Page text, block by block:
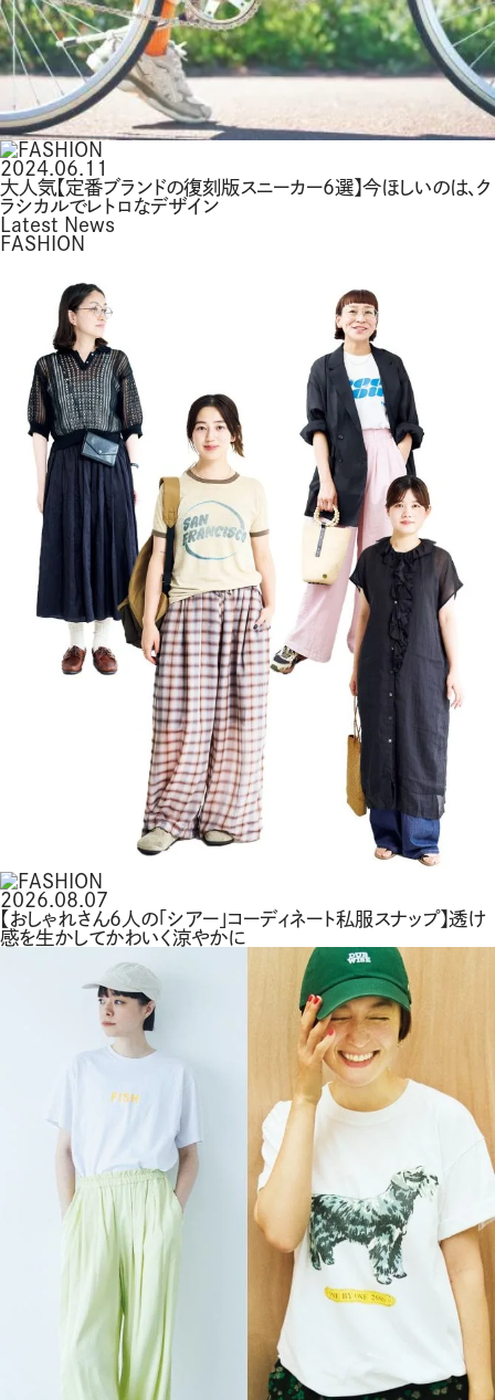
2024.06.11
大人気【定番ブランドの復刻版スニーカー6選】今ほしいのは、ク
ラシカルでレトロなデザイン
Latest News
FASHION
2026.08.07
【おしゃれさん6人の「シアー」コーディネート私服スナップ】透け
感を生かしてかわいく涼やかに